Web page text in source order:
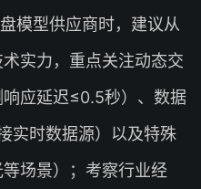
模型供应商时，建议从
实力，重点关注动态交
应延迟≤0.5秒）、数据
实时数据源）以及特殊
场景）；考察行业经